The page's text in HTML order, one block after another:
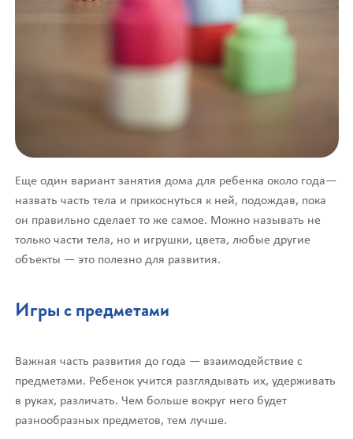
Еще один вариант занятия дома для ребенка около года—
назвать часть тела и прикоснуться к ней, подождав, пока
он правильно сделает то же самое. Можно называть не
только части тела, но и игрушки, цвета, любые другие
объекты — это полезно для развития.
Игры с предметами
Важная часть развития до года — взаимодействие с
предметами. Ребенок учится разглядывать их, удерживать
в руках, различать. Чем больше вокруг него будет
разнообразных предметов, тем лучше.